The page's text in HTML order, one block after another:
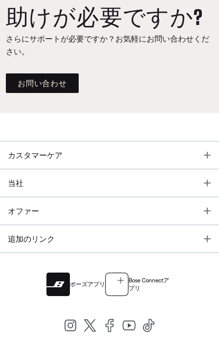
助けが必要ですか?
さらにサポートが必要ですか？お気軽にお問い合わせくだ
さい。
お問い合わせ
カスタマーケア
当社
オファー
追加のリンク
ボーズアプリ
Bose Connectア
プリ